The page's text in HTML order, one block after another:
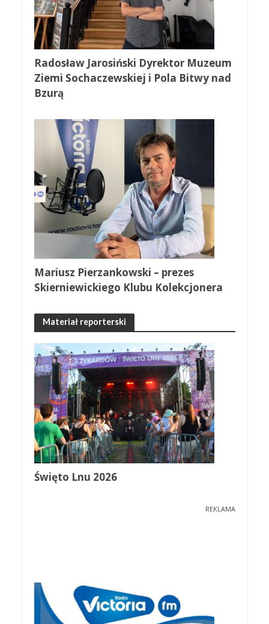
Radosław Jarosiński Dyrektor Muzeum
Ziemi Sochaczewskiej i Pola Bitwy nad
Bzurą
Mariusz Pierzankowski – prezes
Skierniewickiego Klubu Kolekcjonera
Materiał reporterski
Święto Lnu 2026
REKLAMA